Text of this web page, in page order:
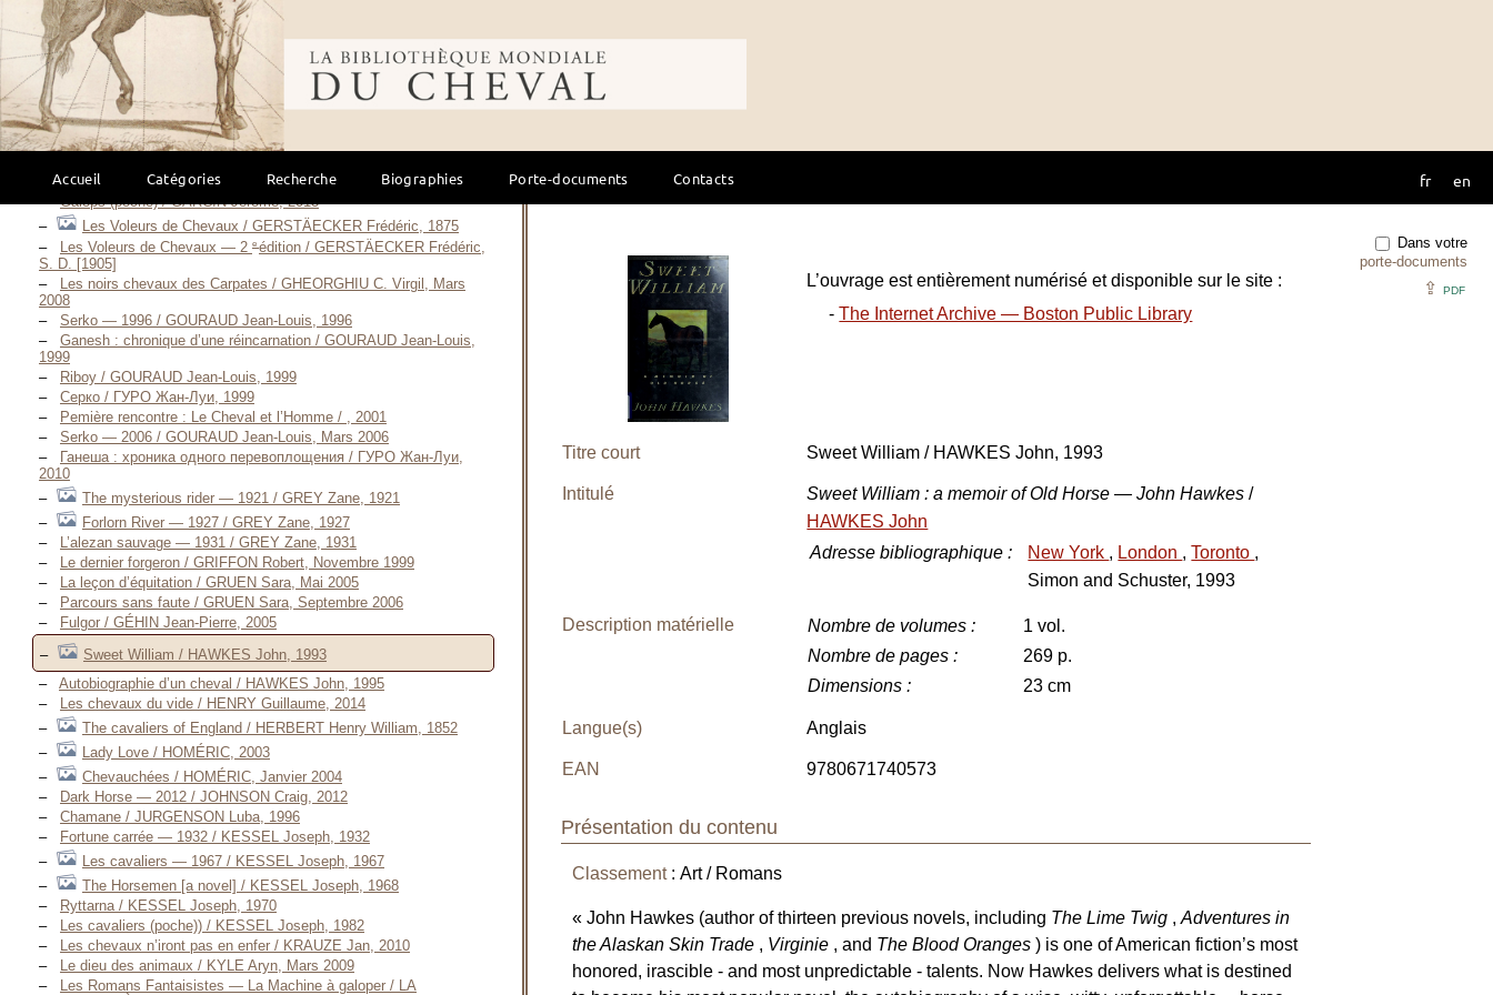
Bibliothèque mondiale du cheval
Accueil Catégories Recherche Biographies Porte-documents Contacts fr en
La technique des trois marteaux / FUKS Vanessa, 2007
Corde à gauche / FUKS Vanessa, 2010
La chute de cheval / GARCIN Jérôme, 1998
Perspectives cavalières (poche) / GARCIN Jérôme, 2003
Bartabas, roman / GARCIN Jérôme, 2004
Cavalier seul / GARCIN Jérôme, 2006
L’écuyer mirobolant (poche) / GARCIN Jérôme, 2010
Cavalier seul (poche) / GARCIN Jérôme, 2012
Galops (poche) / GARCIN Jérôme, 2013
Les Voleurs de Chevaux / GERSTÄECKER Frédéric, 1875
Les Voleurs de Chevaux — 2 e édition / GERSTÄECKER Frédéric,
S. D. [1905]
Les noirs chevaux des Carpates / GHEORGHIU C. Virgil, Mars
2008
Serko — 1996 / GOURAUD Jean-Louis, 1996
Ganesh : chronique d’une réincarnation / GOURAUD Jean-Louis,
1999
Riboy / GOURAUD Jean-Louis, 1999
Серко / ГУРО Жан-Луи, 1999
Pemière rencontre : Le Cheval et l’Homme / , 2001
Serko — 2006 / GOURAUD Jean-Louis, Mars 2006
Ганеша : хроника одного перевоплощения / ГУРО Жан-Луи,
2010
The mysterious rider — 1921 / GREY Zane, 1921
Forlorn River — 1927 / GREY Zane, 1927
L’alezan sauvage — 1931 / GREY Zane, 1931
Le dernier forgeron / GRIFFON Robert, Novembre 1999
La leçon d’équitation / GRUEN Sara, Mai 2005
Parcours sans faute / GRUEN Sara, Septembre 2006
Fulgor / GÉHIN Jean-Pierre, 2005
Sweet William / HAWKES John, 1993
Autobiographie d’un cheval / HAWKES John, 1995
Les chevaux du vide / HENRY Guillaume, 2014
The cavaliers of England / HERBERT Henry William, 1852
Lady Love / HOMÉRIC, 2003
Chevauchées / HOMÉRIC, Janvier 2004
Dark Horse — 2012 / JOHNSON Craig, 2012
Chamane / JURGENSON Luba, 1996
Fortune carrée — 1932 / KESSEL Joseph, 1932
Les cavaliers — 1967 / KESSEL Joseph, 1967
The Horsemen [a novel] / KESSEL Joseph, 1968
Ryttarna / KESSEL Joseph, 1970
Les cavaliers (poche)) / KESSEL Joseph, 1982
Les chevaux n’iront pas en enfer / KRAUZE Jan, 2010
Le dieu des animaux / KYLE Aryn, Mars 2009
Les Romans Fantaisistes — La Machine à galoper / LA
Dans votre
porte-documents
⇪ PDF
L’ouvrage est entièrement numérisé et disponible sur le site :
-The Internet Archive — Boston Public Library
Titre court Sweet William / HAWKES John, 1993
Intitulé Sweet William : a memoir of Old Horse — John Hawkes/
HAWKES John
Adresse bibliographique : New York , London ,Toronto ,
Simon and Schuster, 1993
Description matérielle Nombre de volumes :
1 vol.
Nombre de pages :
269 p.
Dimensions : 23 cm
Langue(s) Anglais
EAN 9780671740573
Présentation du contenu
Classement: Art / Romans
« John Hawkes (author of thirteen previous novels, including The Lime Twig ,Adventures in
the Alaskan Skin Trade , Virginie , and The Blood Oranges) is one of American fiction’s most
honored, irascible - and most unpredictable - talents. Now Hawkes delivers what is destined